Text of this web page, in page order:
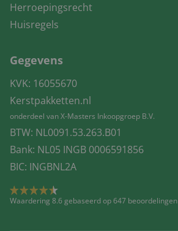
Herroepingsrecht
Huisregels
Gegevens
KVK: 16055670
Kerstpakketten.nl
onderdeel van X-Masters Inkoopgroep B.V.
BTW: NL0091.53.263.B01
Bank: NL05 INGB 0006591856
BIC: INGBNL2A
Waardering 8.6 gebaseerd op 647 beoordelingen